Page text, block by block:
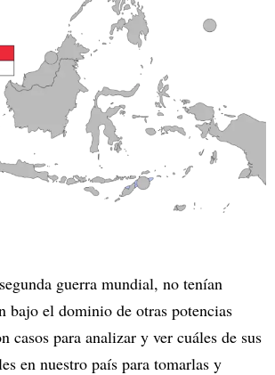
guerra mundial, no tenían
bajo el dominio de otras potencias
casos para analizar y ver cuáles de sus
en nuestro país para tomarlas y